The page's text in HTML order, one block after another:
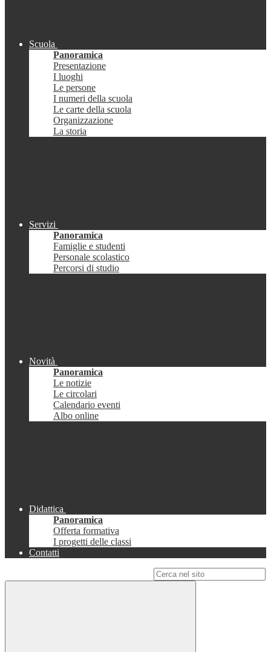
Scuola
Panoramica
Presentazione
I luoghi
Le persone
I numeri della scuola
Le carte della scuola
Organizzazione
La storia
Servizi
Panoramica
Famiglie e studenti
Personale scolastico
Percorsi di studio
Novità
Panoramica
Le notizie
Le circolari
Calendario eventi
Albo online
Didattica
Panoramica
Offerta formativa
I progetti delle classi
Contatti